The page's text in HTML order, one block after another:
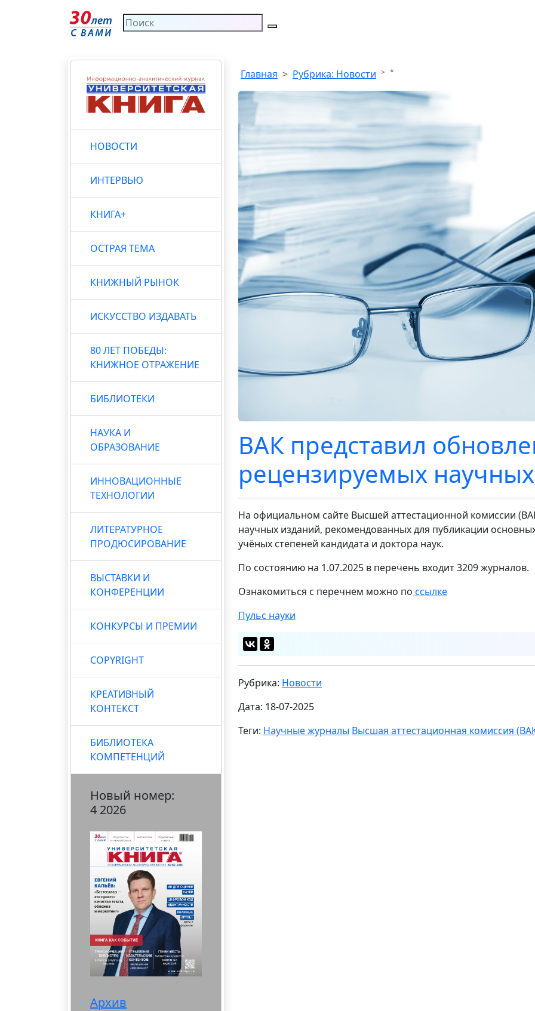
НОВОСТИ
ИНТЕРВЬЮ
КНИГА+
ОСТРАЯ ТЕМА
КНИЖНЫЙ РЫНОК
ИСКУССТВО ИЗДАВАТЬ
80 ЛЕТ ПОБЕДЫ:
КНИЖНОЕ ОТРАЖЕНИЕ
БИБЛИОТЕКИ
НАУКА И
ОБРАЗОВАНИЕ
ИННОВАЦИОННЫЕ
ТЕХНОЛОГИИ
ЛИТЕРАТУРНОЕ
ПРОДЮСИРОВАНИЕ
ВЫСТАВКИ И
КОНФЕРЕНЦИИ
КОНКУРСЫ И ПРЕМИИ
COPYRIGHT
КРЕАТИВНЫЙ
КОНТЕКСТ
БИБЛИОТЕКА
КОМПЕТЕНЦИЙ
Новый номер:
4 2026
Архив
Главная Рубрика: Новости *
ВАК представил
рецензируемых
На официальном сайте Высшей аттестационной комиссии
научных изданий, рекомендованных для публикации
учёных степеней кандидата и доктора наук.
По состоянию на 1.07.2025 в перечень входит 3209 журналов.
Ознакомиться с перечнем можно по ссылке
Пульс науки
Рубрика: Новости
Дата: 18-07-2025
Теги: Научные журналы Высшая аттестационная комиссия